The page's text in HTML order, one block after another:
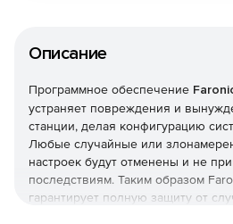
Описание
Программное обеспечение
устраняет повреждения и
станции, делая конфигурацию
Любые случайные или
настроек будут отменены и не
последствиям. Таким образом
гарантирует полную защиту от